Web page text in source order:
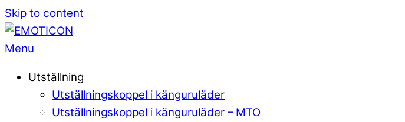
Skip to content
Menu
Utställning
Utställningskoppel i känguruläder
Utställningskoppel i känguruläder – MTO